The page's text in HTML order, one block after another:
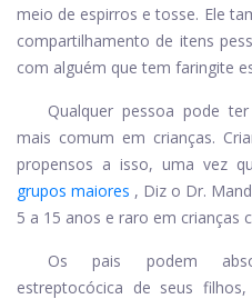
meio de espirros e tosse. Ele
compartilhamento de itens
com alguém que tem faringite
Qualquer pessoa pode
mais comum em crianças.
propensos a isso, uma vez
grupos maiores , Diz o Dr.
5 a 15 anos e raro em crianças
Os pais podem
estreptocócica de seus